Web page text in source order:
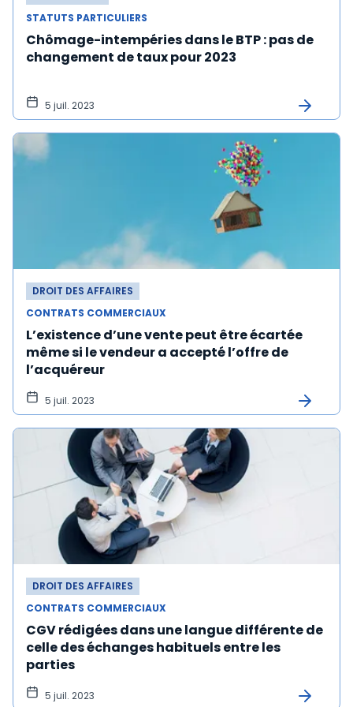
STATUTS PARTICULIERS
Chômage-intempéries dans le BTP : pas de
changement de taux pour 2023
5 juil. 2023
DROIT DES AFFAIRES
CONTRATS COMMERCIAUX
L’existence d’une vente peut être écartée
même si le vendeur a accepté l’offre de
l’acquéreur
5 juil. 2023
DROIT DES AFFAIRES
CONTRATS COMMERCIAUX
CGV rédigées dans une langue différente de
celle des échanges habituels entre les
parties
5 juil. 2023